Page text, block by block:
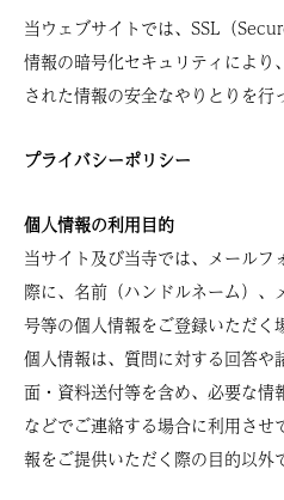
当ウェブサイトでは、SSL（
情報の暗号化セキュリティにより
された情報の安全なやりとりを行
プライバシーポリシー
個人情報の利用目的
当サイト及び当寺では、メール
際に、名前（ハンドルネーム）
号等の個人情報をご登録いただ
個人情報は、質問に対する回答や
面・資料送付等を含め、必要な
などでご連絡する場合に利用さ
報をご提供いただく際の目的以外